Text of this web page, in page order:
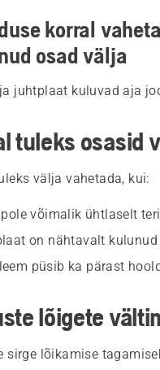
korral
osad välja
juhtplaat kuluvad aja
tuleks osasid
välja vahetada, kui:
võimalik ühtlaselt
on nähtavalt
püsib ka pärast
lõigete
sirge lõikamise